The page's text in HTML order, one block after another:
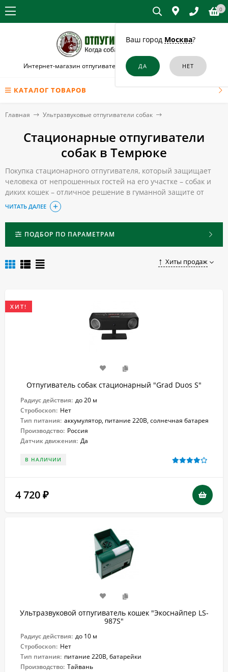
Ваш город Москва?
0
Интернет-магазин отпугивателей собак и кошек в Темрюке
КАТАЛОГ ТОВАРОВ
Главная Ультразвуковые отпугиватели собак
Стационарные отпугиватели
собак в Темрюке
Покупка стационарного отпугивателя, который защищает
человека от непрошенных гостей на его участке – собак и
диких кошек – отличное решение в гуманной защите от
бродячих животных. После его установки вы не только
сможете защитить свои посадки или предотвратите
раскапывание мусорных баков, но и убережете детей от
случайного нападения.
Купить качественный и надежный стационарный
нашем сайте.
ЧИТАТЬ ДАЛЕЕ
ПОДБОР ПО ПАРАМЕТРАМ
Хиты продаж
ХИТ!
Отпугиватель собак стационарный "Grad Duos S"
Радиус действия: до 20 м
Стробоскоп: Нет
Тип питания: аккумулятор, питание 220В, солнечная батарея
Производство: Россия
Датчик движения: Да
В НАЛИЧИИ
4 720 ₽
Ультразвуковой отпугиватель кошек "Экоснайпер LS-
987S"
Радиус действия: до 10 м
Стробоскоп: Нет
Тип питания: питание 220В, батарейки
Производство: Тайвань